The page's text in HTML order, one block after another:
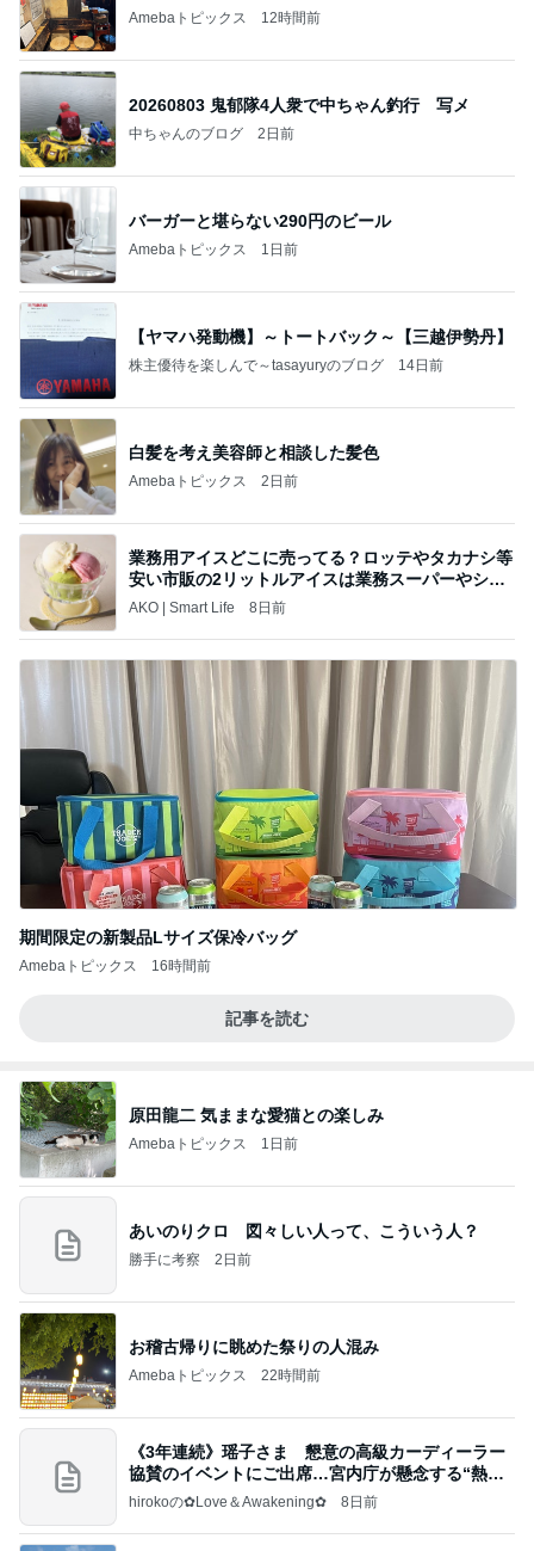
Amebaトピックス 12時間前
20260803 鬼郁隊4人衆で中ちゃん釣行 写メ
中ちゃんのブログ 2日前
バーガーと堪らない290円のビール
Amebaトピックス 1日前
【ヤマハ発動機】～トートバック～【三越伊勢丹】
株主優待を楽しんで～tasayuryのブログ 14日前
白髪を考え美容師と相談した髪色
Amebaトピックス 2日前
業務用アイスどこに売ってる？ロッテやタカナシ等
安い市販の2リットルアイスは業務スーパーやシャ
トレ
AKO | Smart Life 8日前
期間限定の新製品Lサイズ保冷バッグ
Amebaトピックス 16時間前
記事を読む
原田龍二 気ままな愛猫との楽しみ
Amebaトピックス 1日前
あいのりクロ 図々しい人って、こういう人？
勝手に考察 2日前
お稽古帰りに眺めた祭りの人混み
Amebaトピックス 22時間前
《3年連続》瑶子さま 懇意の高級カーディーラー
協賛のイベントにご出席…宮内庁が懸念する“熱心
すぎ
hirokoの✿Love＆Awakening✿ 8日前